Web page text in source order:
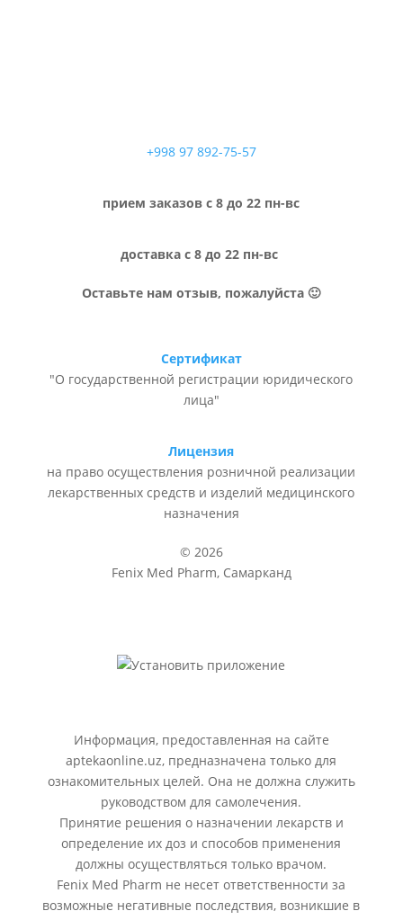
+998 97 892-75-57
прием заказов с 8 до 22 пн-вс
доставка с 8 до 22 пн-вс
Оставьте нам отзыв, пожалуйста 🙂
Сертификат
"О государственной регистрации юридического
лица"
Лицензия
на право осуществления розничной реализации
лекарственных средств и изделий медицинского
назначения
© 2026
Fenix Med Pharm, Самарканд
Информация, предоставленная на сайте
aptekaonline.uz, предназначена только для
ознакомительных целей. Она не должна служить
руководством для самолечения.
Принятие решения о назначении лекарств и
определение их доз и способов применения
должны осуществляться только врачом.
Fenix Med Pharm не несет ответственности за
возможные негативные последствия, возникшие в